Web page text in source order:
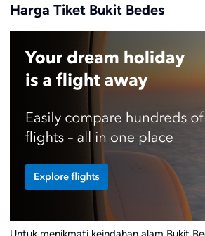
Harga Tiket Bukit Bedes